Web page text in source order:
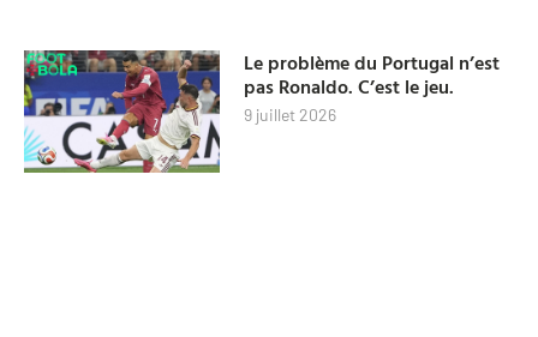
Le problème du Portugal n’est
pas Ronaldo. C’est le jeu.
9 juillet 2026